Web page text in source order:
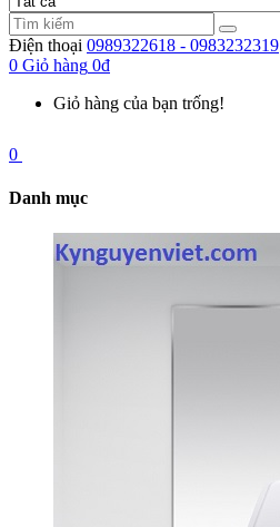
Điện thoại 0989322618 - 0983232319
0 Giỏ hàng 0đ
Giỏ hàng của bạn trống!
0
Danh mục